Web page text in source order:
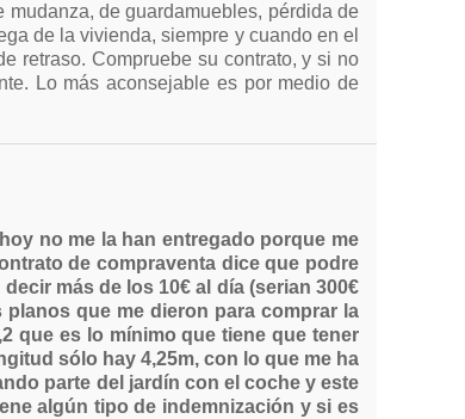
de guardamuebles, pérdida de
de la vivienda, siempre y cuando en el
retraso. Compruebe su contrato, y si no
Lo más aconsejable es por medio de
no me la han entregado porque me
de compraventa dice que podre
más de los 10€ al día (serian 300€
que me dieron para comprar la
que es lo mínimo que tiene que tener
sólo hay 4,25m, con lo que me ha
parte del jardín con el coche y este
algún tipo de indemnización y si es